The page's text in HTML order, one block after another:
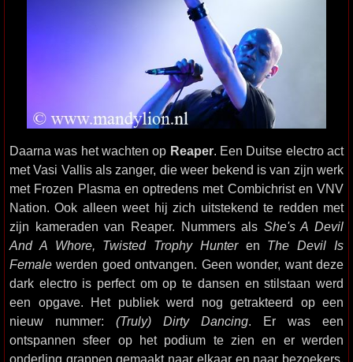
Daarna was het wachten op Reaper. Een Duitse electro act
met Vasi Vallis als zanger, die weer bekend is van zijn werk
met Frozen Plasma en optredens met Combichrist en VNV
Nation. Ook alleen weet hij zich uitstekend te redden met
zijn kameraden van Reaper. Nummers als She's A Devil
And A Whore, Twisted Trophy Hunteren The Devil Is
Female werden goed ontvangen. Geen wonder, want deze
dark electro is perfect om op te dansen en stilstaan werd
een opgave. Het publiek werd nog getrakteerd op een
nieuw nummer: (Truly) Dirty Dancing. Er was een
ontspannen sfeer op het podium te zien en er werden
onderling grappen gemaakt naar elkaar en naar bezoekers.